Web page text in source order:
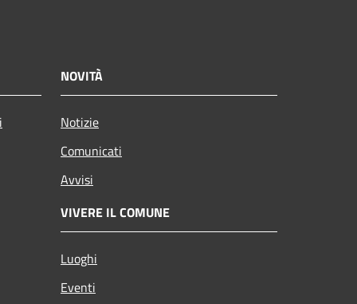
NOVITÀ
Notizie
Comunicati
Avvisi
VIVERE IL COMUNE
Luoghi
Eventi